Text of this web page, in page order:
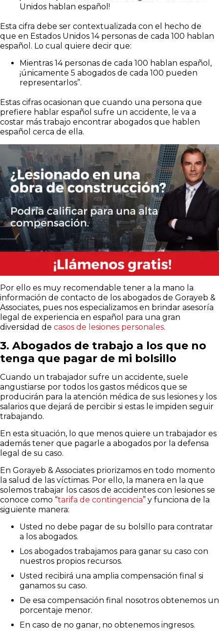
Unidos hablan español!
Esta cifra debe ser contextualizada con el hecho de
que en Estados Unidos 14 personas de cada 100 hablan
español. Lo cual quiere decir que:
Mientras 14 personas de cada 100 hablan español,
¡únicamente 5 abogados de cada 100 pueden
representarlos”.
Estas cifras ocasionan que cuando una persona que
prefiere hablar español sufre un accidente, le va a
costar más trabajo encontrar abogados que hablen
español cerca de ella.
Por ello es muy recomendable tener a la mano la
información de contacto de los abogados de Gorayeb &
Associates, pues nos especializamos en brindar asesoría
legal de experiencia en español para una gran
diversidad de casos de lesiones personales.
3. Abogados de trabajo a los que no
tenga que pagar de mi bolsillo
Cuando un trabajador sufre un accidente, suele
angustiarse por todos los gastos médicos que se
producirán para la atención médica de sus lesiones y los
salarios que dejará de percibir si estas le impiden seguir
trabajando.
En esta situación, lo que menos quiere un trabajador es
además tener que pagarle a abogados por la defensa
legal de su caso.
En Gorayeb & Associates priorizamos en todo momento
la salud de las víctimas. Por ello, la manera en la que
solemos trabajar los casos de accidentes con lesiones se
conoce como “tarifa de contingencia” y funciona de la
siguiente manera:
Usted no debe pagar de su bolsillo para contratar
a los abogados.
Los abogados trabajamos para ganar su caso con
nuestros propios recursos.
Usted recibirá una amplia compensación final si
ganamos su caso.
De esa compensación final nosotros obtenemos un
porcentaje menor.
En caso de no ganar, no obtenemos ingresos.